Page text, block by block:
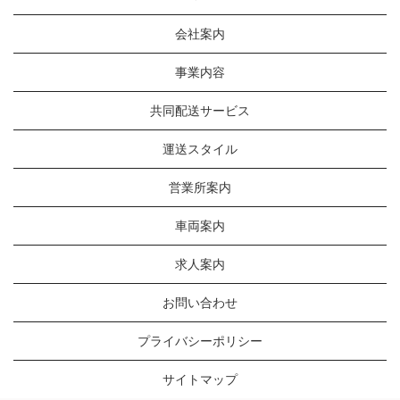
会社案内
事業内容
共同配送サービス
運送スタイル
営業所案内
車両案内
求人案内
お問い合わせ
プライバシーポリシー
サイトマップ